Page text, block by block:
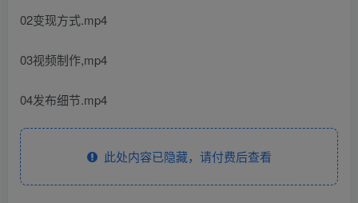
02变现方式.mp4
03视频制作,mp4
04发布细节.mp4
此处内容已隐藏，请付费后查看